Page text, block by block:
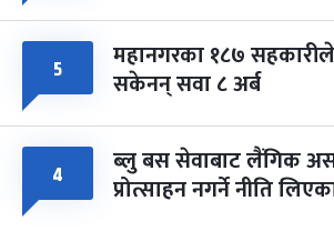
५ महानगरका १८७ सहकारीले
सकेनन् सवा ८ अर्ब
४ ब्लु बस सेवाबाट लैंगिक
प्रोत्साहन नगर्ने नीति